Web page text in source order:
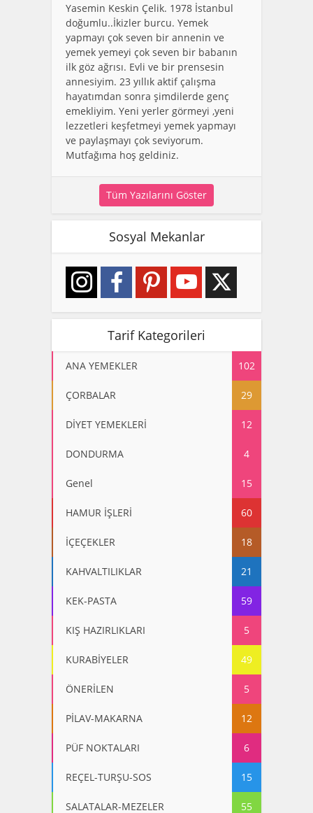
Yasemin Keskin Çelik. 1978 İstanbul
doğumlu..İkizler burcu. Yemek
yapmayı çok seven bir annenin ve
yemek yemeyi çok seven bir babanın
ilk göz ağrısı. Evli ve bir prensesin
annesiyim. 23 yıllık aktif çalışma
hayatımdan sonra şimdilerde genç
emekliyim. Yeni yerler görmeyi ,yeni
lezzetleri keşfetmeyi yemek yapmayı
ve paylaşmayı çok seviyorum.
Mutfağıma hoş geldiniz.
Tüm Yazılarını Göster
Sosyal Mekanlar
Tarif Kategorileri
ANA YEMEKLER 102
ÇORBALAR 29
DİYET YEMEKLERİ 12
DONDURMA 4
Genel 15
HAMUR İŞLERİ 60
İÇEÇEKLER 18
KAHVALTILIKLAR 21
KEK-PASTA 59
KIŞ HAZIRLIKLARI 5
KURABİYELER 49
ÖNERİLEN 5
PİLAV-MAKARNA 12
PÜF NOKTALARI 6
REÇEL-TURŞU-SOS 15
SALATALAR-MEZELER 55